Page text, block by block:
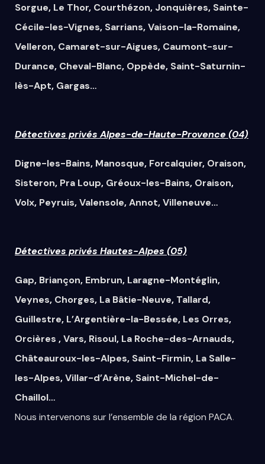
Sorgue, Le Thor, Courthézon, Jonquières, Sainte-
Cécile-les-Vignes, Sarrians,Vaison-la-Romaine,
Velleron, Camaret-sur-Aigues, Caumont-sur-
Durance, Cheval-Blanc, Oppède, Saint-Saturnin-
lès-Apt, Gargas…
Détectives privés Alpes-de-Haute-Provence (04)
Digne-les-Bains, Manosque, Forcalquier, Oraison,
Sisteron, Pra Loup, Gréoux-les-Bains, Oraison,
Volx, Peyruis,Valensole,Annot,Villeneuve…
Détectives privés Hautes-Alpes (05)
Gap, Briançon, Embrun, Laragne-Montéglin,
Veynes, Chorges, La Bâtie-Neuve, Tallard,
Guillestre, L’Argentière-la-Bessée, Les Orres,
Orcières ,Vars, Risoul, La Roche-des-Arnauds,
Châteauroux-les-Alpes, Saint-Firmin, La Salle-
les-Alpes,Villar-d’Arène, Saint-Michel-de-
Chaillol…
Nous intervenons surl’ensemble de la région PACA.